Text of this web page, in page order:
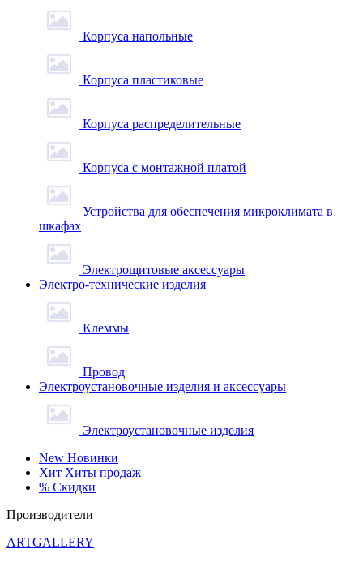
Корпуса напольные
Корпуса пластиковые
Корпуса распределительные
Корпуса с монтажной платой
Устройства для обеспечения микроклимата в
шкафах
Электрощитовые аксессуары
Электро-технические изделия
Клеммы
Провод
Электроустановочные изделия и аксессуары
Электроустановочные изделия
New Новинки
Хит Хиты продаж
% Скидки
Производители
ARTGALLERY